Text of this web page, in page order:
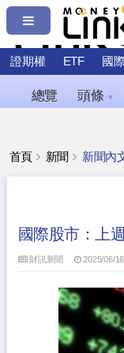
證期權 ETF 國
總覽 頭條 ▼
首頁 新聞 新聞內
國際股市：上
財訊新聞 2025/06/